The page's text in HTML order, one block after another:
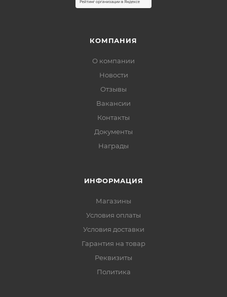
КОМПАНИЯ
О компании
Новости
Отзывы
Вакансии
Контакты
Документы
Награды
ИНФОРМАЦИЯ
Магазины
Условия оплаты
Условия доставки
Гарантия на товар
Реквизиты
Политика